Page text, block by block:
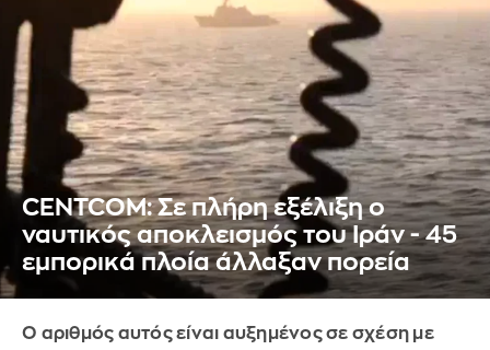
CENTCOM: Σε πλήρη εξέλιξη ο
ναυτικός αποκλεισμός του Ιράν - 45
εμπορικά πλοία άλλαξαν πορεία
Ο αριθμός αυτός είναι αυξημένος σε σχέση με